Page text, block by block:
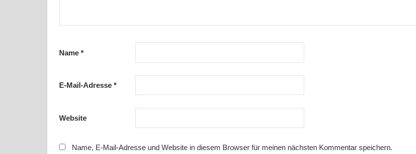
Name *
E-Mail-Adresse *
Website
Name, E-Mail-Adresse und Website in diesem Browser für meinen nächsten Kommentar speichern.